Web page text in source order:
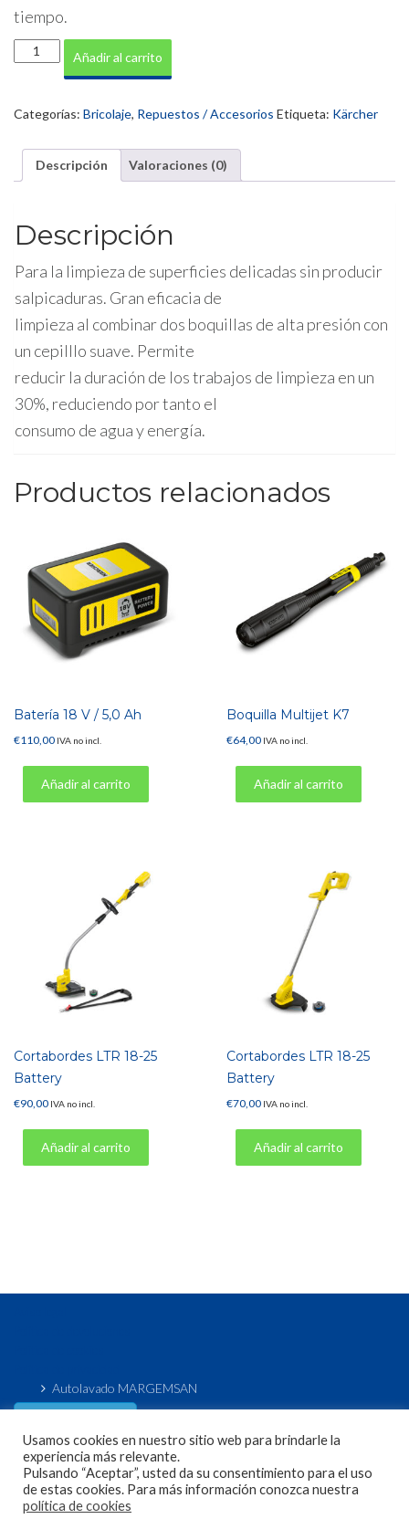
tiempo.
Cepillo
de
WB
Añadir al carrito
Categorías: Bricolaje, Repuestos / Accesorios Etiqueta: Kärcher
Descripción Valoraciones (0)
Descripción
Para la limpieza de superficies delicadas sin producir
salpicaduras. Gran eficacia de
limpieza al combinar dos boquillas de alta presión con
un cepilllo suave. Permite
reducir la duración de los trabajos de limpieza en un
30%, reduciendo por tanto el
consumo de agua y energía.
Productos relacionados
Batería 18 V / 5,0 Ah
€110,00 IVA no incl.
Añadir al carrito
Boquilla Multijet K7
€64,00 IVA no incl.
Añadir al carrito
Cortabordes LTR 18-25
Battery
€90,00 IVA no incl.
Añadir al carrito
Cortabordes LTR 18-25
Battery
€70,00 IVA no incl.
Añadir al carrito
Autolavado MARGEMSAN
Acceso / Registro
Usamos cookies en nuestro sitio web para brindarle la
experiencia más relevante.
Pulsando “Aceptar”, usted da su consentimiento para el uso
de estas cookies. Para más información conozca nuestra
política de cookies